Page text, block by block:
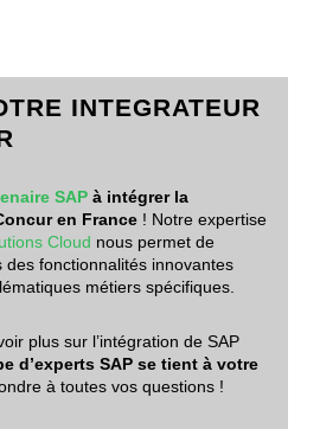
INTEGRATEUR
SAP à intégrer la
en France ! Notre expertise
Cloud nous permet de
des fonctionnalités innovantes
métiers spécifiques.
plus sur l’intégration de SAP
d’experts SAP se tient à votre
à toutes vos questions !